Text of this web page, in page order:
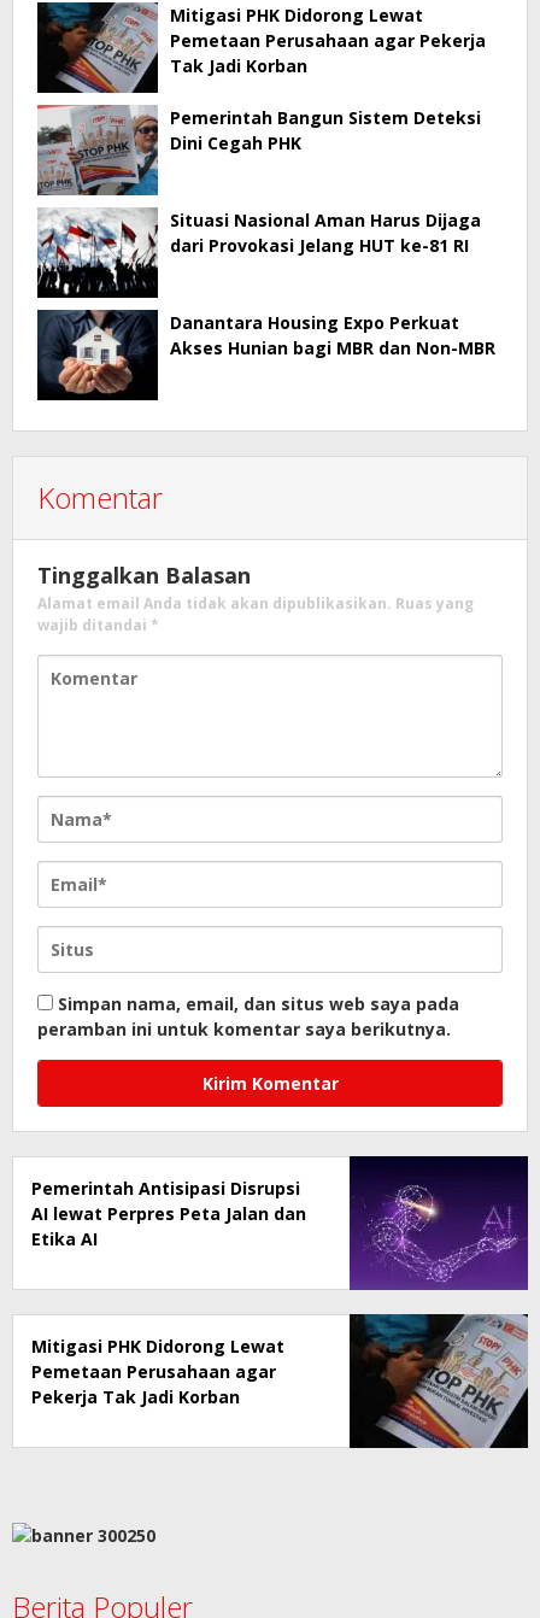
Mitigasi PHK Didorong Lewat
Pemetaan Perusahaan agar Pekerja
Tak Jadi Korban
Pemerintah Bangun Sistem Deteksi
Dini Cegah PHK
Situasi Nasional Aman Harus Dijaga
dari Provokasi Jelang HUT ke-81 RI
Danantara Housing Expo Perkuat
Akses Hunian bagi MBR dan Non-MBR
Komentar
Tinggalkan Balasan
Alamat email Anda tidak akan dipublikasikan. Ruas yang
wajib ditandai *
Simpan nama, email, dan situs web saya pada
peramban ini untuk komentar saya berikutnya.
Pemerintah Antisipasi Disrupsi
AI lewat Perpres Peta Jalan dan
Etika AI
Mitigasi PHK Didorong Lewat
Pemetaan Perusahaan agar
Pekerja Tak Jadi Korban
Berita Populer